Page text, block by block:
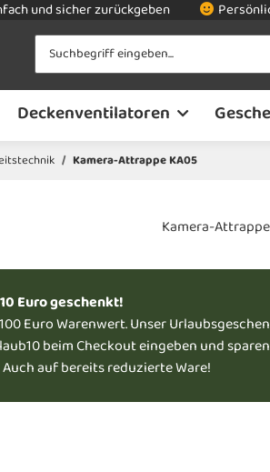
und sicher zurückgeben
Deckenventilatoren
Kamera-Attrappe KA05
Euro geschenkt!
Euro Warenwert. Unser
beim Checkout eingeben und
auf bereits reduzierte Ware!